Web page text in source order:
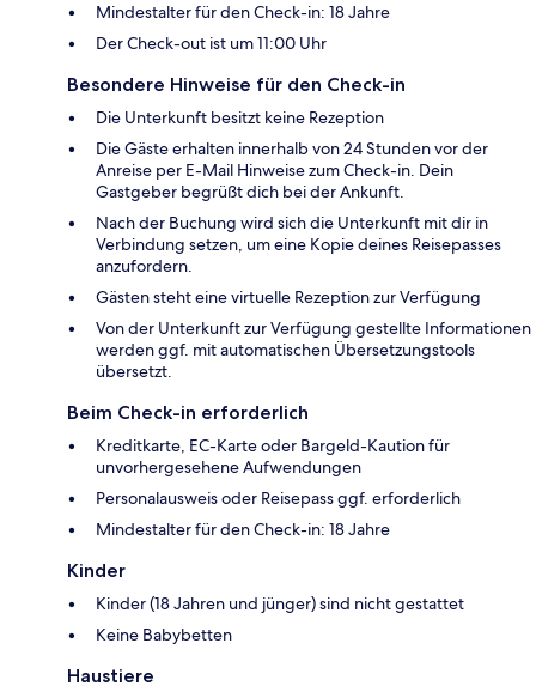
Mindestalter für den Check-in: 18 Jahre
Der Check-out ist um 11:00 Uhr
Besondere Hinweise für den Check-in
Die Unterkunft besitzt keine Rezeption
Die Gäste erhalten innerhalb von 24 Stunden vor der
Anreise per E-Mail Hinweise zum Check-in. Dein
Gastgeber begrüßt dich bei der Ankunft.
Nach der Buchung wird sich die Unterkunft mit dir in
Verbindung setzen, um eine Kopie deines Reisepasses
anzufordern.
Gästen steht eine virtuelle Rezeption zur Verfügung
Von der Unterkunft zur Verfügung gestellte Informationen
werden ggf. mit automatischen Übersetzungstools
übersetzt.
Beim Check-in erforderlich
Kreditkarte, EC-Karte oder Bargeld-Kaution für
unvorhergesehene Aufwendungen
Personalausweis oder Reisepass ggf. erforderlich
Mindestalter für den Check-in: 18 Jahre
Kinder
Kinder (18 Jahren und jünger) sind nicht gestattet
Keine Babybetten
Haustiere